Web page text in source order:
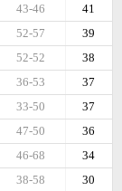
41
43-46
39
52-57
38
52-52
37
36-53
37
33-50
36
47-50
34
46-68
30
38-58